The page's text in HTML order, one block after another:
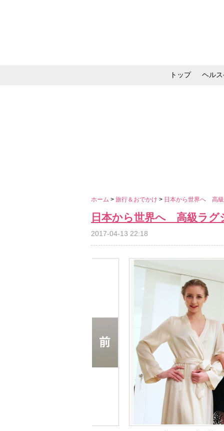
トップ ヘル
ホーム > 旅行＆おでかけ > 日本から世界へ 高級
日本から世界へ 高級ラグ
2017-04-13 22:18